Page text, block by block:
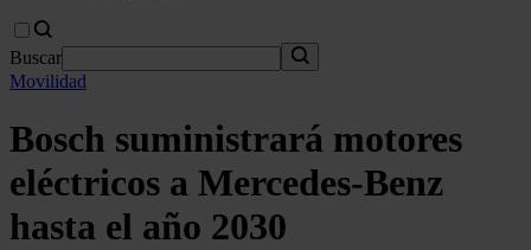
Buscar
Movilidad
Bosch suministrará motores
eléctricos a Mercedes-Benz
hasta el año 2030